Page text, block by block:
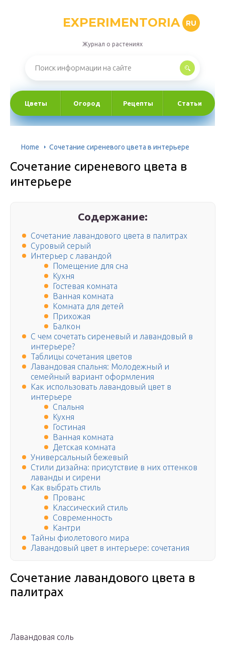
EXPERIMENTORIA RU
Журнал о растениях
Цветы Огород Рецепты Статьи
Home Сочетание сиреневого цвета в интерьере
Сочетание сиреневого цвета в
интерьере
Содержание:
Сочетание лавандового цвета в палитрах
Суровый серый
Интерьер с лавандой
Помещение для сна
Кухня
Гостевая комната
Ванная комната
Комната для детей
Прихожая
Балкон
С чем сочетать сиреневый и лавандовый в
интерьере?
Таблицы сочетания цветов
Лавандовая спальня: Молодежный и
семейный вариант оформления
Как использовать лавандовый цвет в
интерьере
Спальня
Кухня
Гостиная
Ванная комната
Детская комната
Универсальный бежевый
Стили дизайна: присутствие в них оттенков
лаванды и сирени
Как выбрать стиль
Прованс
Классический стиль
Современность
Кантри
Тайны фиолетового мира
Лавандовый цвет в интерьере: сочетания
Сочетание лавандового цвета в
палитрах
Лавандовая соль